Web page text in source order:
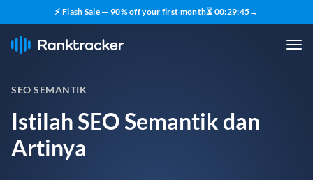
⚡ Flash Sale — 90% off your first month⏳ 00:29:45→
SEO SEMANTIK
Istilah SEO Semantik dan
Artinya